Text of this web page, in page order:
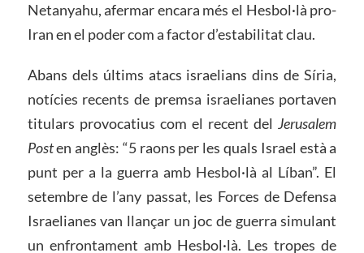
Netanyahu, afermar encara més el Hesbol·là pro-
Iran en el poder com a factor d’estabilitat clau.
Abans dels últims atacs israelians dins de Síria,
notícies recents de premsa israelianes portaven
titulars provocatius com el recent delJerusalem
Posten anglès: “5 raons per les quals Israel està a
punt per a la guerra amb Hesbol·là al Líban”. El
setembre de l’any passat, les Forces de Defensa
Israelianes van llançar un joc de guerra simulant
un enfrontament amb Hesbol·là. Les tropes de